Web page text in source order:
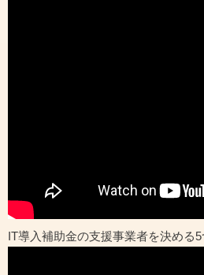
IT導入補助金の支援事業者を決める5